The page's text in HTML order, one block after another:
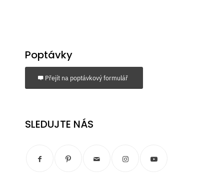
Poptávky
Přejít na poptávkový formulář
SLEDUJTE NÁS